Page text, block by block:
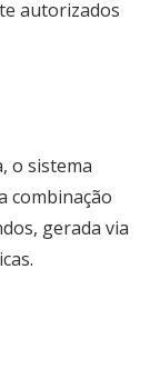
autorizados
o sistema
combinação
gerada via